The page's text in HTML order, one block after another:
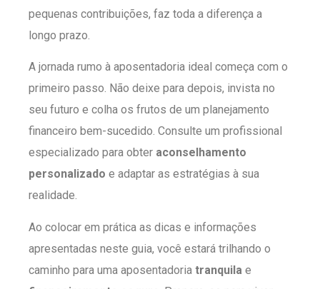
pequenas contribuições, faz toda a diferença a
longo prazo.
A jornada rumo à aposentadoria ideal começa com o
primeiro passo. Não deixe para depois, invista no
seu futuro e colha os frutos de um planejamento
financeiro bem-sucedido. Consulte um profissional
especializado para obter aconselhamento
personalizado e adaptar as estratégias à sua
realidade.
Ao colocar em prática as dicas e informações
apresentadas neste guia, você estará trilhando o
caminho para uma aposentadoria tranquila e